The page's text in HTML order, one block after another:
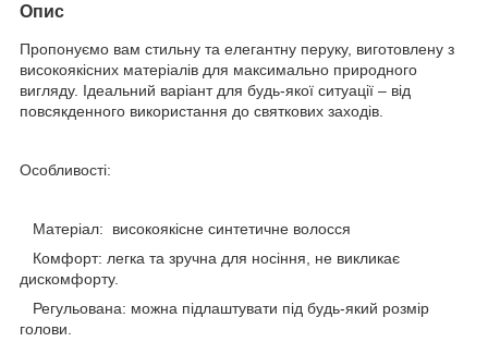
Опис
Пропонуємо вам стильну та елегантну перуку, виготовлену з
високоякісних матеріалів для максимально природного
вигляду. Ідеальний варіант для будь-якої ситуації – від
повсякденного використання до святкових заходів.
Особливості:
Матеріал: високоякісне синтетичне волосся
Комфорт: легка та зручна для носіння, не викликає
дискомфорту.
Регульована: можна підлаштувати під будь-який розмір
голови.